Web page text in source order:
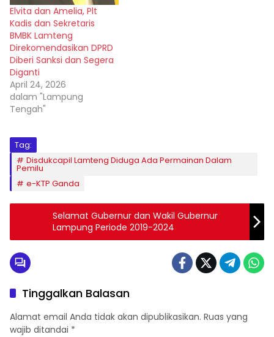
Elvita dan Amelia, Plt
Kadis dan Sekretaris
BMBK Lamteng
Direkomendasikan DPRD
Diberi Sanksi dan Segera
Diganti
April 24, 2026
dalam "Lampung
Tengah"
Tag:
Disdukcapil Lamteng Diduga Ada Permainan Dalam
Pemilu
e-KTP Ganda
Selamat Gubernur dan Wakil Gubernur
Lampung Periode 2019-2024
Tinggalkan Balasan
Alamat email Anda tidak akan dipublikasikan. Ruas yang
wajib ditandai *